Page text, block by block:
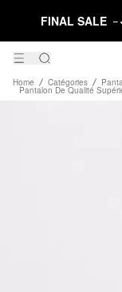
FINAL SALE –
Home Catégories
Pantalon De Qualité